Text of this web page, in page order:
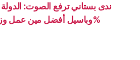
ندى بستاني ترفع الصوت:
وباسيل أفضل مين عمل وزير طاقة، ولوحدنا 40%